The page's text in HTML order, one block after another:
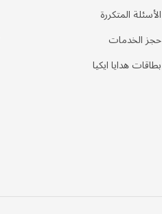
الأسئلة المتكررة
حجز الخدمات
بطاقات هدايا ايكيا